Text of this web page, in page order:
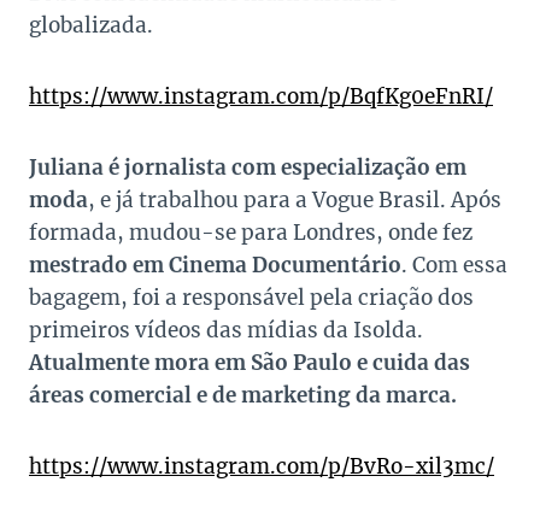
globalizada.
https://www.instagram.com/p/BqfKg0eFnRI/
Juliana é jornalista com especialização em
moda, e já trabalhou para a Vogue Brasil. Após
formada, mudou-se para Londres, onde fez
mestrado em Cinema Documentário. Com essa
bagagem, foi a responsável pela criação dos
primeiros vídeos das mídias da Isolda.
Atualmente mora em São Paulo e cuida das
áreas comercial e de marketing da marca.
https://www.instagram.com/p/BvRo-xil3mc/